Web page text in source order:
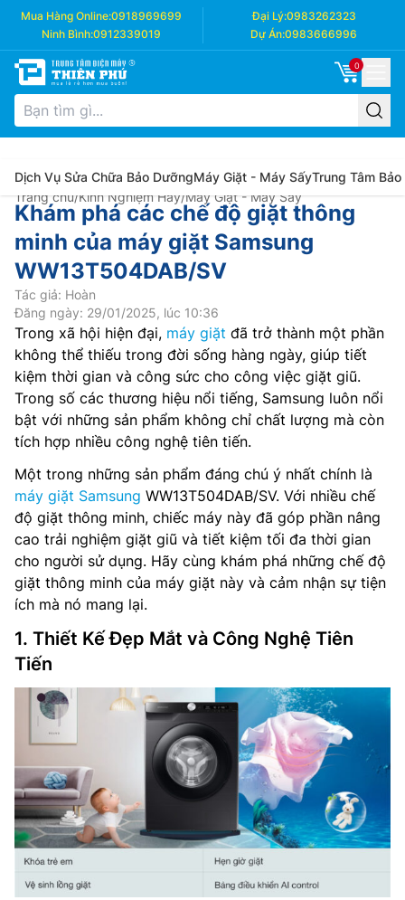
Mua Hàng Online:0918969699 Đại Lý:0983262323
Ninh Bình:0912339019 Dự Án:0983666996
0
Dịch Vụ Sửa Chữa Bảo DưỡngMáy Giặt - Máy SấyTrung Tâm Bảo
Trang chủ/Kinh Nghiệm Hay/Máy Giặt - Máy Sấy
Khám phá các chế độ giặt thông
minh của máy giặt Samsung
WW13T504DAB/SV
Tác giả: Hoàn
Đăng ngày: 29/01/2025, lúc 10:36
Trong xã hội hiện đại, máy giặt đã trở thành một phần
không thể thiếu trong đời sống hàng ngày, giúp tiết
kiệm thời gian và công sức cho công việc giặt giũ.
Trong số các thương hiệu nổi tiếng, Samsung luôn nổi
bật với những sản phẩm không chỉ chất lượng mà còn
tích hợp nhiều công nghệ tiên tiến.
Một trong những sản phẩm đáng chú ý nhất chính là
máy giặt Samsung WW13T504DAB/SV. Với nhiều chế
độ giặt thông minh, chiếc máy này đã góp phần nâng
cao trải nghiệm giặt giũ và tiết kiệm tối đa thời gian
cho người sử dụng. Hãy cùng khám phá những chế độ
giặt thông minh của máy giặt này và cảm nhận sự tiện
ích mà nó mang lại.
1. Thiết Kế Đẹp Mắt và Công Nghệ Tiên
Tiến